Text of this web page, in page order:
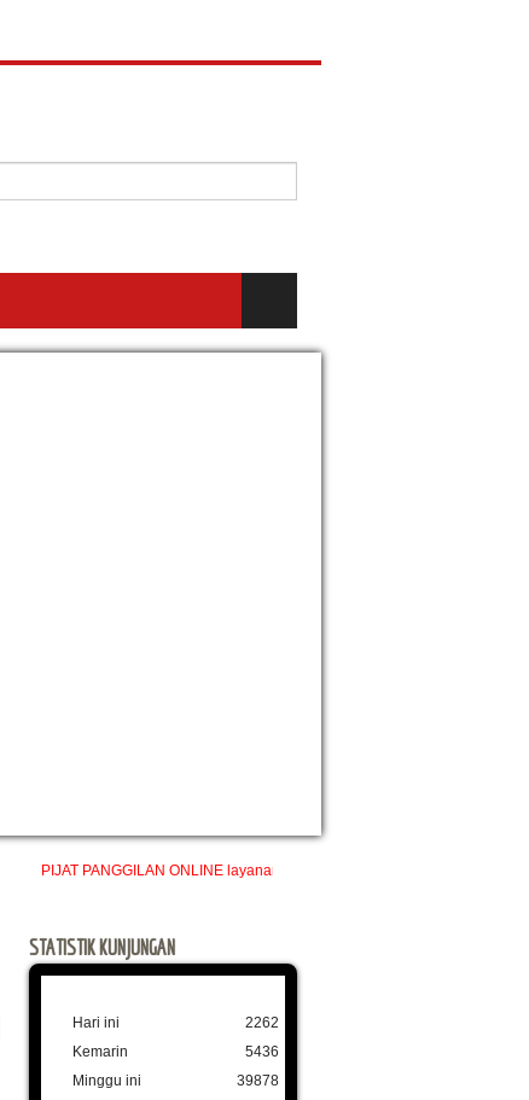
PIJAT PANGGILAN ONLINE layanan profesional pijat refleksi tradisional
STATISTIK KUNJUNGAN
Hari ini
Kemarin
Minggu ini
2262
5436
39878